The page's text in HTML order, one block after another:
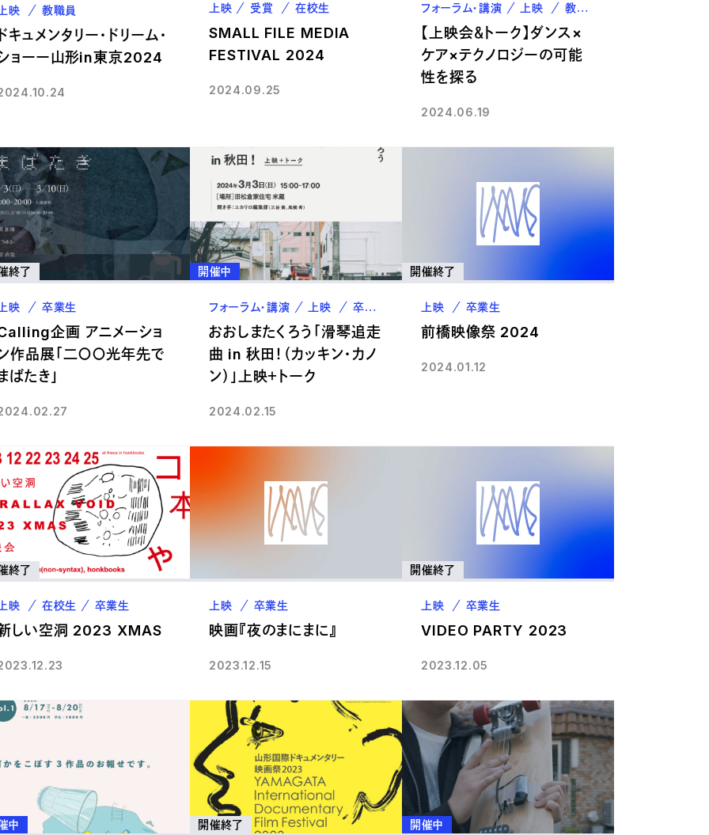
映 教職員
キュメンタリー・ドリーム・
ョーー山形in東京2024
上映 受賞 在校生
SMALL FILE MEDIA
FESTIVAL 2024
2024.09.25
フォーラム・講演 上映 教職員
【上映会＆トーク】ダンス×
ケア×テクノロジーの可能
性を探る
2024.06.19
終了
映 卒業生
企画 アニメーショ
作品展「二〇〇光年先で
ばたき」
開催中
フォーラム・講演 上映 卒業生
おおしまたくろう「滑琴追走
曲 in 秋田！（カッキン・カノ
ン）」上映＋トーク
2024.02.15
開催終了
上映 卒業生
前橋映像祭 2024
2024.01.12
終了
映 在校生 卒業生
しい空洞 2023 XMAS
上映 卒業生
映画『夜のまにまに』
2023.12.15
開催終了
上映 卒業生
VIDEO PARTY 2023
2023.12.05
中 開催終了 開催中